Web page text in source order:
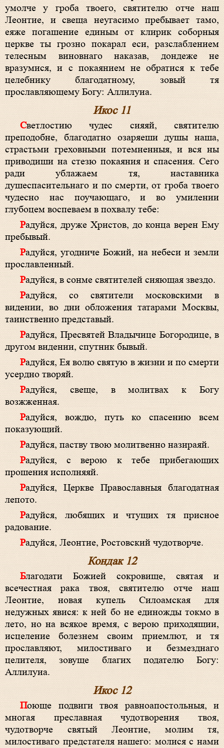
умолче у гроба твоего, святителю отче наш
Леонтие, и свеща неугасимо пребывает тамо,
еяже погашение единым от клирик соборныя
церкве ты грозно покарал еси, разслаблением
телесным виновнаго наказав, дондеже не
вразумися, и с покаянием не обратися к тебе
целебнику благодатному, зовый тя
прославляющему Богу: Аллилуиа.
Икос 11
Светлостию чудес сияяй, святителю
преподобне, благодатно озаряеши душы наша,
страстьми греховными потемненныя, и вся ны
приводиши на стезю покаяния и спасения. Сего
ради ублажаем тя, наставника
душеспасительнаго и по смерти, от гроба твоего
чудесно нас поучающаго, и во умилении
глубоцем воспеваем в похвалу тебе:
Радуйся, друже Христов, до конца верен Ему
пребывый.
Радуйся, угодниче Божий, на небеси и земли
прославленный.
Радуйся, в сонме святителей сияющая звездо.
Радуйся, со святители московскими в
видении, во дни обложения татарами Москвы,
таинственно представый.
Радуйся, Пресвятей Владычице Богородице, в
другом видении, спутник бывый.
Радуйся, Ея волю святую в жизни и по смерти
усердно творяй.
Радуйся, свеще, в молитвах к Богу
возжженная.
Радуйся, вождю, путь ко спасению всем
показующий.
Радуйся, паству твою молитвенно назираяй.
Радуйся, с верою к тебе прибегающих
прошения исполняяй.
Радуйся, Церкве Православныя благодатная
лепото.
Радуйся, любящих и чтущих тя присное
радование.
Радуйся, Леонтие, Ростовский чудотворче.
Кондак 12
Благодати Божией сокровище, святая и
всечестная рака твоя, святителю отче наш
Леонтие, новая купель Силоамская для
недужных явися: к ней бо не единожды токмо в
лето, но на всякое время, с верою приходящии,
исцеление болезнем своим приемлют, и тя
прославляют, милостиваго и безмезднаго
целителя, зовуще благих подателю Богу:
Аллилуиа.
Икос 12
Поюще подвиги твоя равноапостольныя, и
многая преславная чудотворения твоя,
чудотворче святый Леонтие, молим тя,
милостиваго предстателя нашего: молися с нами